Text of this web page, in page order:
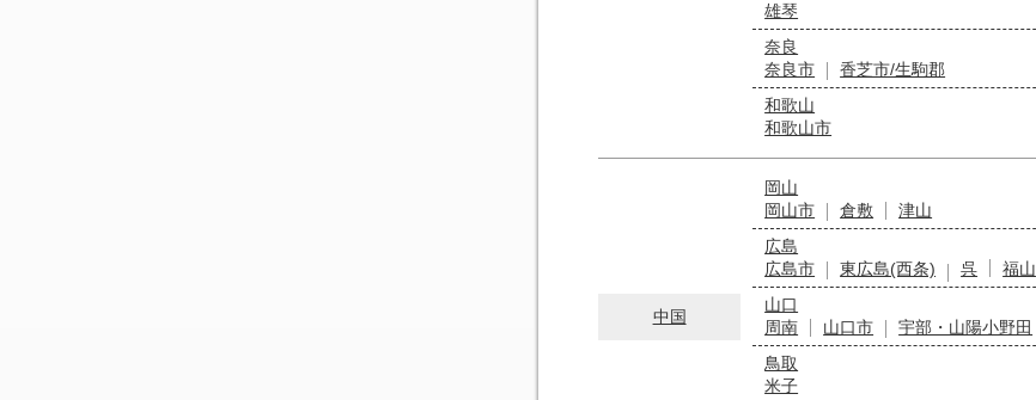
雄琴
奈良
奈良市
香芝市/生駒郡
和歌山
和歌山市
中国
岡山
岡山市
倉敷
津山
広島
広島市
東広島(西条) 呉
福山
山口
周南
山口市 宇部・山陽小野田
鳥取
米子